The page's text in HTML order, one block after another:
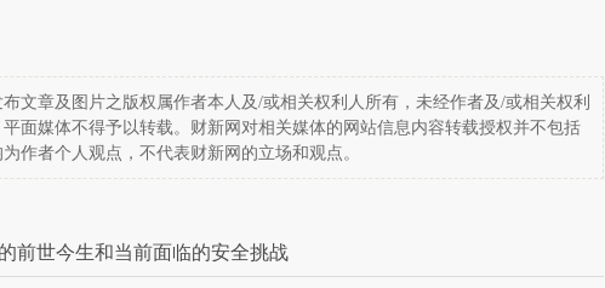
文章及图片之版权属作者本人及/或相关权利人所有，未经作者及/或相关权利
面媒体不得予以转载。财新网对相关媒体的网站信息内容转载授权并不包括
作者个人观点，不代表财新网的立场和观点。
前世今生和当前面临的安全挑战